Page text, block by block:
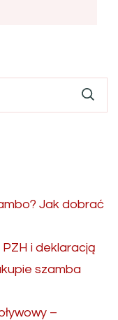
Jak dobrać
i deklaracją
szamba
–